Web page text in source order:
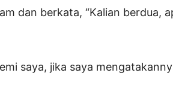
dan berkata, “Kalian berdua,
saya, jika saya